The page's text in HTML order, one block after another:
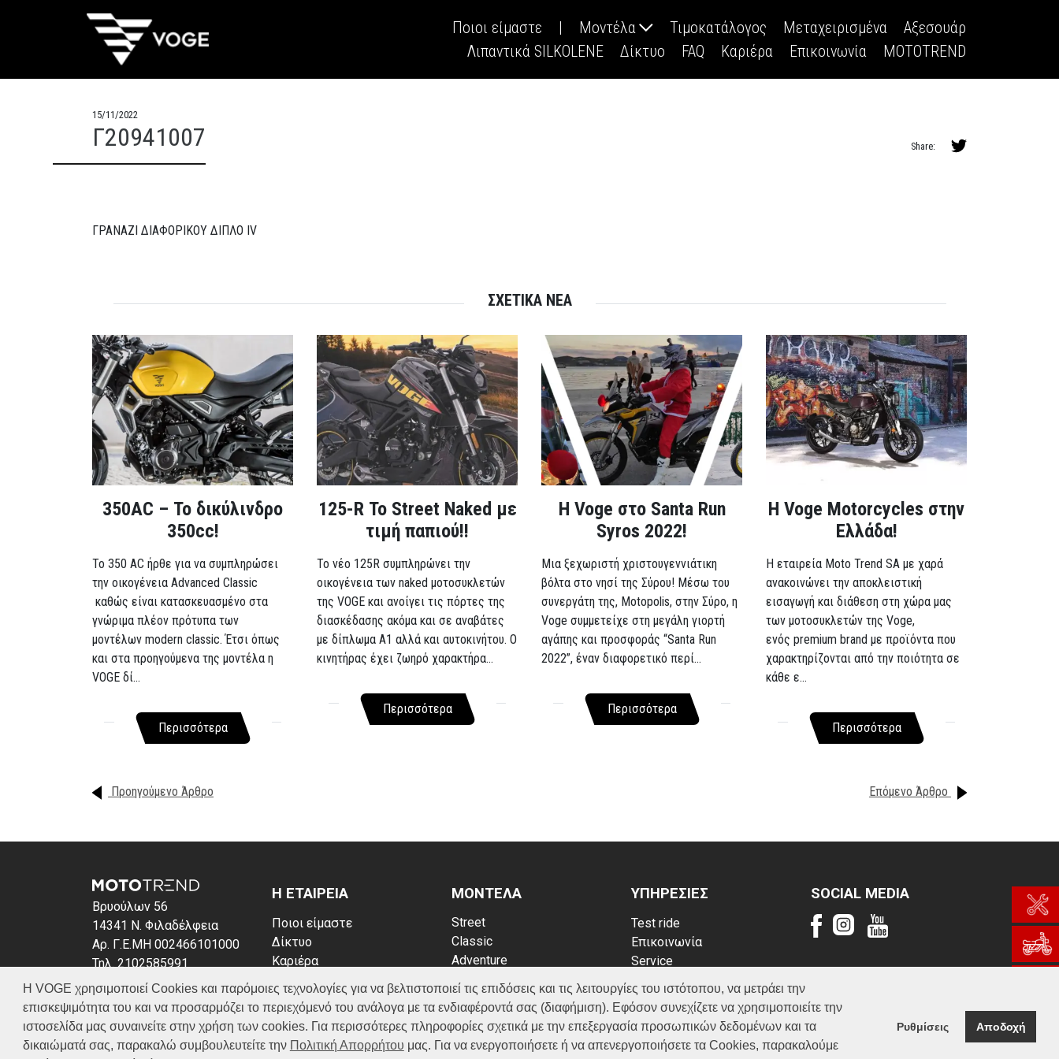
Η VOGE χρησιμοποιεί Cookies και παρόμοιες τεχνολογίες για να βελτιστοποιεί τις επιδόσεις και τις λειτουργίες του ιστότοπου, να μετράει την
επισκεψιμότητα του και να προσαρμόζει το περιεχόμενό του ανάλογα με τα ενδιαφέροντά σας (διαφήμιση). Εφόσον συνεχίζετε να χρησιμοποιείτε την
ιστοσελίδα μας συναινείτε στην χρήση των cookies. Για περισσότερες πληροφορίες σχετικά με την επεξεργασία προσωπικών δεδομένων και τα
δικαιώματά σας, παρακαλώ συμβουλευτείτε την Πολιτική Απορρήτου μας. Για να ενεργοποιήσετε ή να απενεργοποιήσετε τα Cookies, παρακαλούμε
Ρυθμίσεις Αποδοχή
Ποιοι είμαστε | Μοντέλα Τιμοκατάλογος Μεταχειρισμένα
Αξεσουάρ
Λιπαντικά SILKOLENE
Δίκτυο FAQ Καριέρα Επικοινωνία MOTOTREND
15/11/2022
Γ20941007 Share:
ΓΡΑΝΑΖΙ ΔΙΑΦΟΡΙΚΟΥ ΔΙΠΛΟ IV
ΣΧΕΤΙΚΑ ΝΕΑ
350AC – Το δικύλινδρο
350cc!
To 350 AC ήρθε για να συμπληρώσει
την οικογένεια Advanced Classic
καθώς είναι κατασκευασμένο στα
γνώριμα πλέον πρότυπα των
μοντέλων modern classic. Έτσι όπως
και στα προηγούμενα της μοντέλα η
VOGE δί...
Περισσότερα
125-R Το Street Naked με
τιμή παπιού!!
Το νέο 125R συμπληρώνει την
οικογένεια των naked μοτοσυκλετών
της VOGE και ανοίγει τις πόρτες της
διασκέδασης ακόμα και σε αναβάτες
με δίπλωμα A1 αλλά και αυτοκινήτου. Ο
κινητήρας έχει ζωηρό χαρακτήρα...
Περισσότερα
Η Voge στο Santa Run
Syros 2022!
Μια ξεχωριστή χριστουγεννιάτικη
βόλτα στο νησί της Σύρου! Μέσω του
συνεργάτη της, Motopolis, στην Σύρο, η
Voge συμμετείχε στη μεγάλη γιορτή
αγάπης και προσφοράς “Santa Run
2022”, έναν διαφορετικό περί...
Περισσότερα
H Voge Motorcycles στην
Ελλάδα!
Η εταιρεία Moto Trend SA με χαρά
ανακοινώνει την αποκλειστική
εισαγωγή και διάθεση στη χώρα μας
των μοτοσυκλετών της Voge,
ενός premium brand με προϊόντα που
χαρακτηρίζονται από την ποιότητα σε
κάθε ε...
Περισσότερα
Προηγούμενο Άρθρο Επόμενο Άρθρο
Βρυούλων 56
14341 Ν. Φιλαδέλφεια
Αρ. Γ.Ε.ΜΗ 002466101000
Τηλ. 2102585991
E-mail: info@voge.gr
Η ΕΤΑΙΡΕΙΑ
Ποιοι είμαστε
Δίκτυο
Καριέρα
Πολιτική απορρήτου
Πολιτική Cookies
ΜΟΝΤΕΛΑ
Street
Classic
Adventure
ATV (Loncin)
ΥΠΗΡΕΣΙΕΣ
Test ride
Επικοινωνία
Service
Κατάλογος
FAQ
SOCIAL MEDIA